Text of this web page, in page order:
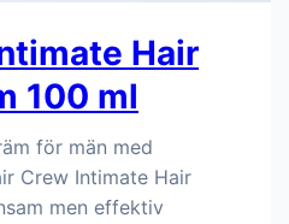
Hair
100 ml
för män med
Crew Intimate Hair
men effektiv